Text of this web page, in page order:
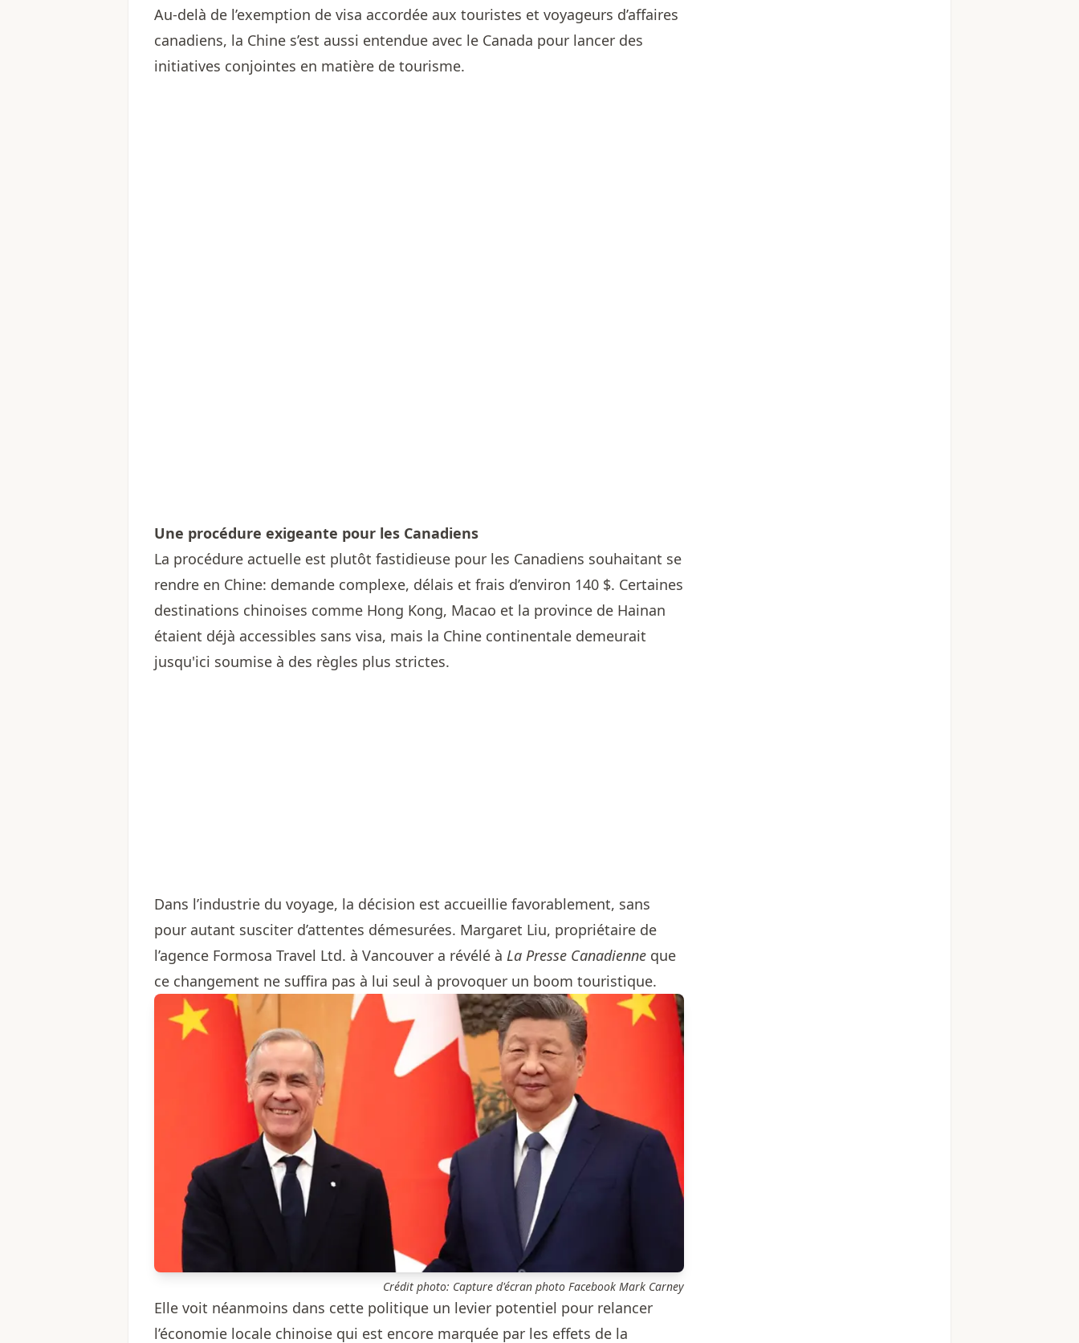
Au-delà de l’exemption de visa accordée aux touristes et voyageurs d’affaires
canadiens, la Chine s’est aussi entendue avec le Canada pour lancer des
initiatives conjointes en matière de tourisme.
Une procédure exigeante pour les Canadiens
La procédure actuelle est plutôt fastidieuse pour les Canadiens souhaitant se
rendre en Chine: demande complexe, délais et frais d’environ 140 $. Certaines
destinations chinoises comme Hong Kong, Macao et la province de Hainan
étaient déjà accessibles sans visa, mais la Chine continentale demeurait
jusqu'ici soumise à des règles plus strictes.
Dans l’industrie du voyage, la décision est accueillie favorablement, sans
pour autant susciter d’attentes démesurées. Margaret Liu, propriétaire de
l’agence Formosa Travel Ltd. à Vancouver a révélé à La Presse Canadienne que
ce changement ne suffira pas à lui seul à provoquer un boom touristique.
Crédit photo: Capture d'écran photo Facebook Mark Carney
Elle voit néanmoins dans cette politique un levier potentiel pour relancer
l’économie locale chinoise qui est encore marquée par les effets de la